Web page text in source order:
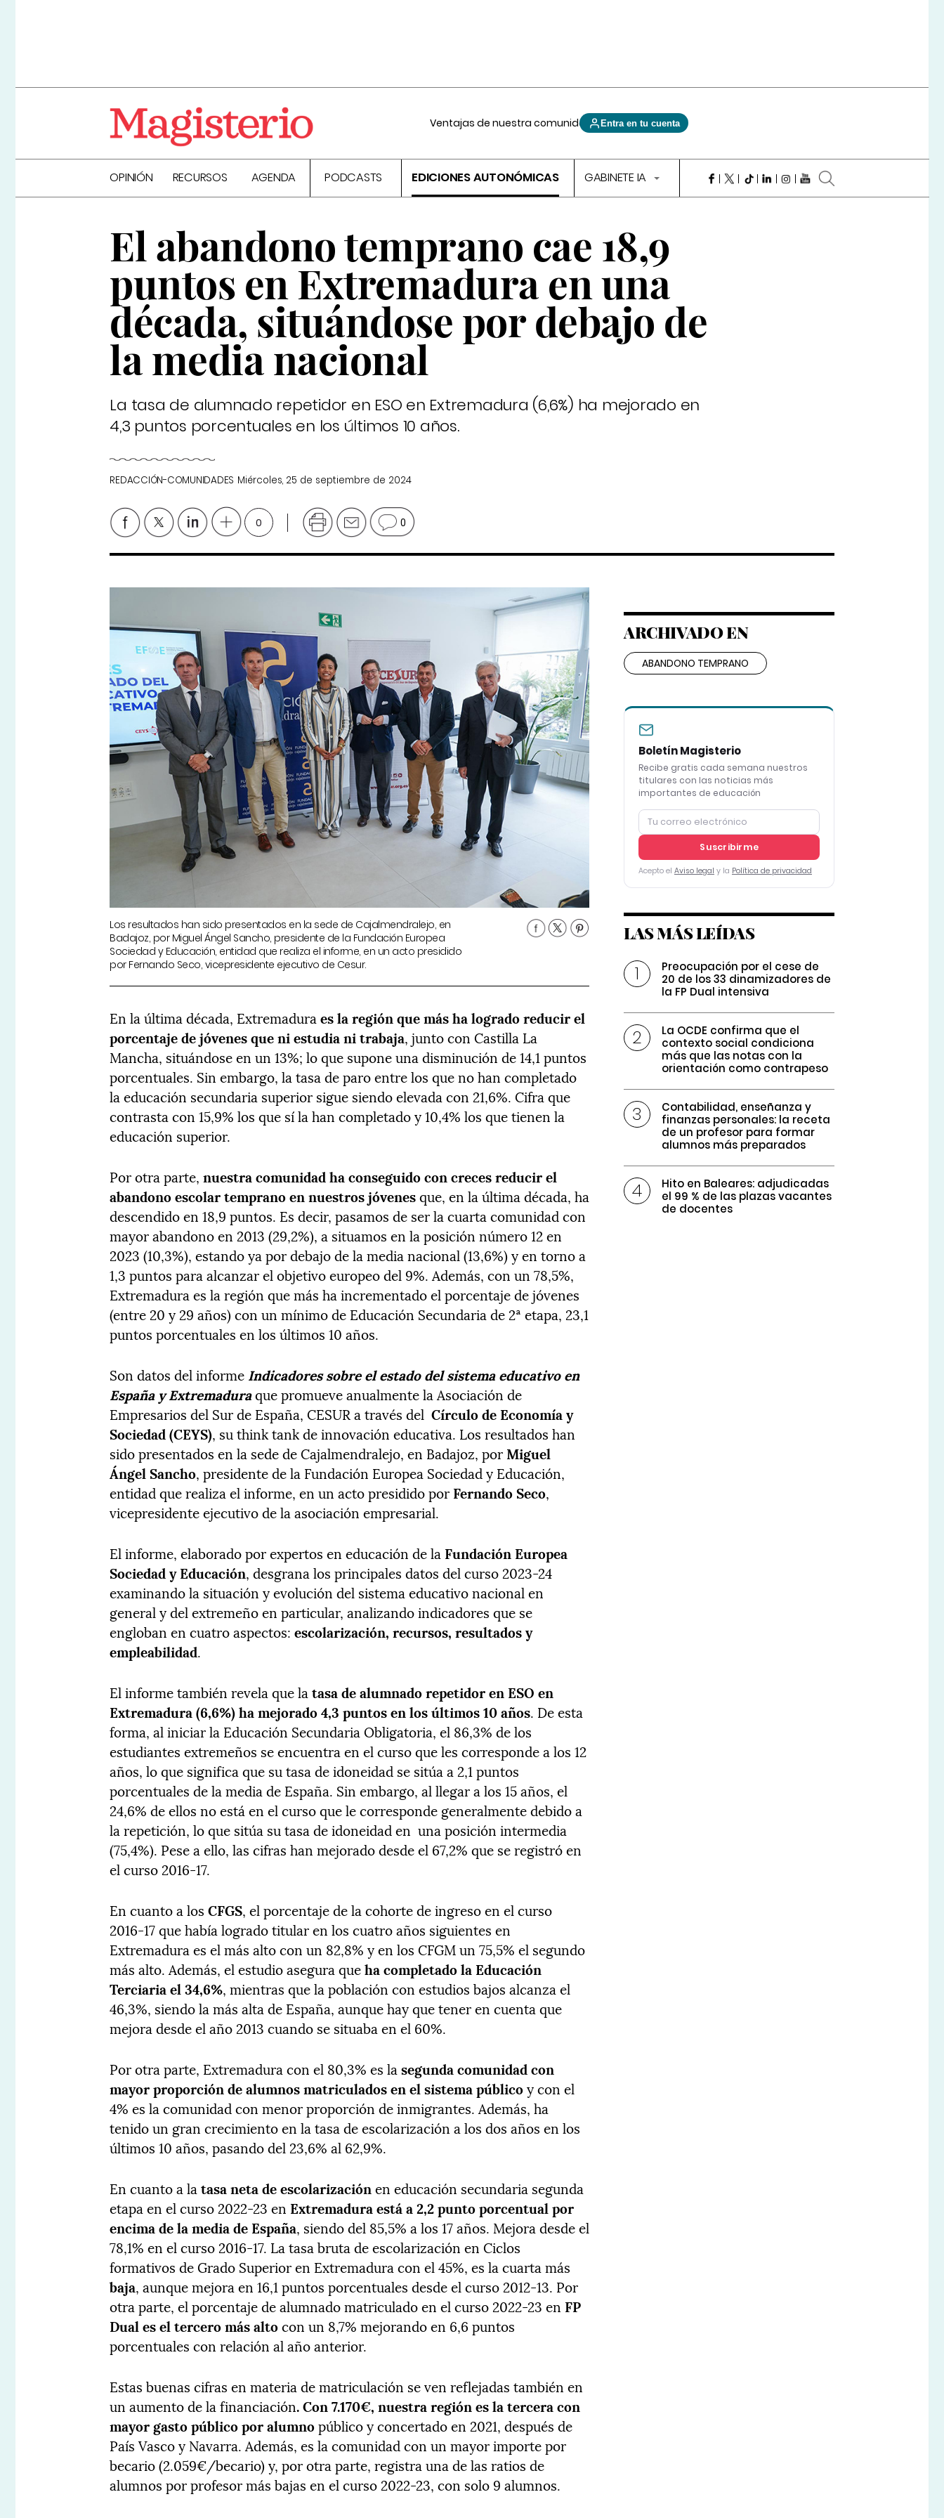
Ventajas de nuestra comunidad Entra en tu cuenta
OPINIÓN RECURSOS AGENDA PODCASTS EDICIONES AUTONÓMICAS GABINETE IA
El abandono temprano cae 18,9
puntos en Extremadura en una
década, situándose por debajo de
la media nacional
La tasa de alumnado repetidor en ESO en Extremadura (6,6%) ha mejorado en
4,3 puntos porcentuales en los últimos 10 años.
REDACCIÓN-COMUNIDADES Miércoles, 25 de septiembre de 2024
0 0
Los resultados han sido presentados en la sede de Cajalmendralejo, en
Badajoz, por Miguel Ángel Sancho, presidente de la Fundación Europea
Sociedad y Educación, entidad que realiza el informe, en un acto presidido
por Fernando Seco, vicepresidente ejecutivo de Cesur.
En la última década, Extremaduraes la región que más ha logrado reducir el
porcentaje de jóvenes que ni estudia ni trabaja, junto con Castilla La
Mancha, situándose en un 13%; lo que supone una disminución de 14,1 puntos
porcentuales. Sin embargo, la tasa de paro entre los que no han completado
la educación secundaria superior sigue siendo elevada con 21,6%. Cifra que
contrasta con 15,9% los que sí la han completado y 10,4% los que tienen la
educación superior.
Por otra parte,nuestra comunidad ha conseguido con creces reducir el
abandono escolar temprano en nuestros jóvenesque, en la última década, ha
descendido en 18,9 puntos. Es decir, pasamos de ser la cuarta comunidad con
mayor abandono en 2013 (29,2%), a situamos en la posición número 12 en
2023 (10,3%), estando ya por debajo de la media nacional (13,6%) y en torno a
1,3 puntos para alcanzar el objetivo europeo del 9%. Además, con un 78,5%,
Extremadura es la región que más ha incrementado el porcentaje de jóvenes
(entre 20 y 29 años) con un mínimo de Educación Secundaria de 2ª etapa, 23,1
puntos porcentuales en los últimos 10 años.
Son datos del informe Indicadores sobre el estado del sistema educativo en
España y Extremaduraque promueve anualmente la Asociación de
Empresarios del Sur de España, CESUR a través delCírculo de Economía y
Sociedad (CEYS), su think tank de innovación educativa. Los resultados han
sido presentados en la sede de Cajalmendralejo, en Badajoz, por Miguel
Ángel Sancho, presidente de la Fundación Europea Sociedad y Educación,
entidad que realiza el informe, en un acto presidido por Fernando Seco,
vicepresidente ejecutivo de la asociación empresarial.
El informe, elaborado por expertos en educación de la Fundación Europea
Sociedad y Educación, desgrana los principales datos del curso 2023-24
examinando la situación y evolución del sistema educativo nacional en
general y del extremeño en particular, analizando indicadores que se
engloban en cuatro aspectos:escolarización, recursos, resultados y
empleabilidad.
El informe también revela que latasa de alumnado repetidor en ESO en
Extremadura (6,6%) ha mejorado 4,3 puntos en los últimos 10 años. De esta
forma, al iniciar la Educación Secundaria Obligatoria, el 86,3% de los
estudiantes extremeños se encuentra en el curso que les corresponde a los 12
años, lo que significa que su tasa de idoneidad se sitúa a 2,1 puntos
porcentuales de la media de España. Sin embargo, al llegar a los 15 años, el
24,6% de ellos no está en el curso que le corresponde generalmente debido a
la repetición, lo que sitúa su tasa de idoneidad en una posición intermedia
(75,4%). Pese a ello, las cifras han mejorado desde el 67,2% que se registró en
el curso 2016-17.
En cuanto a losCFGS, el porcentaje de la cohorte de ingreso en el curso
2016-17 que había logrado titular en los cuatro años siguientes en
Extremadura es el más alto con un 82,8% y en los CFGM un 75,5% el segundo
más alto. Además, el estudio asegura queha completado la Educación
Terciaria el 34,6%, mientras que la población con estudios bajos alcanza el
46,3%, siendo la más alta de España, aunque hay que tener en cuenta que
mejora desde el año 2013 cuando se situaba en el 60%.
Por otra parte, Extremadura con el 80,3% es lasegunda comunidad con
mayor proporción de alumnos matriculados en el sistema públicoy con el
4% es la comunidad con menor proporción de inmigrantes. Además, ha
tenido un gran crecimiento en la tasa de escolarización a los dos años en los
últimos 10 años, pasando del 23,6% al 62,9%.
En cuanto a latasa neta de escolarizaciónen educación secundaria segunda
etapa en el curso 2022-23 en Extremadura está a 2,2 punto porcentual por
encima de la media de España, siendo del 85,5% a los 17 años. Mejora desde el
78,1% en el curso 2016-17. La tasa bruta de escolarización en Ciclos
formativos de Grado Superior en Extremadura con el 45%, es la cuarta más
baja, aunque mejora en 16,1 puntos porcentuales desde el curso 2012-13. Por
otra parte, el porcentaje de alumnado matriculado en el curso 2022-23 en FP
Dual es el tercero más altocon un 8,7% mejorando en 6,6 puntos
porcentuales con relación al año anterior.
Estas buenas cifras en materia de matriculación se ven reflejadas también en
un aumento de la financiación. Con 7.170€, nuestra región es la tercera con
mayor gasto público por alumnopúblico y concertado en 2021, después de
País Vasco y Navarra. Además, es la comunidad con un mayor importe por
becario (2.059€/becario) y, por otra parte, registra una de las ratios de
alumnos por profesor más bajas en el curso 2022-23, con solo 9 alumnos.
ARCHIVADO EN
ABANDONO TEMPRANO
Boletín Magisterio
Recibe gratis cada semana nuestros
titulares con las noticias más
importantes de educación
Suscribirme
Acepto el Aviso legal y la Política de privacidad
LAS MÁS LEÍDAS
Preocupación por el cese de
20 de los 33 dinamizadores de
la FP Dual intensiva
La OCDE confirma que el
contexto social condiciona
más que las notas con la
orientación como contrapeso
Contabilidad, enseñanza y
finanzas personales: la receta
de un profesor para formar
alumnos más preparados
Hito en Baleares: adjudicadas
el 99 % de las plazas vacantes
de docentes